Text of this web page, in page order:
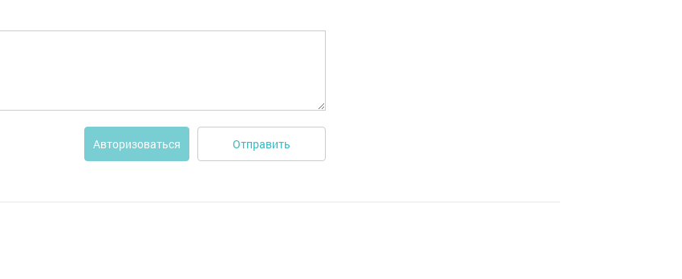
Авторизоваться Отправить